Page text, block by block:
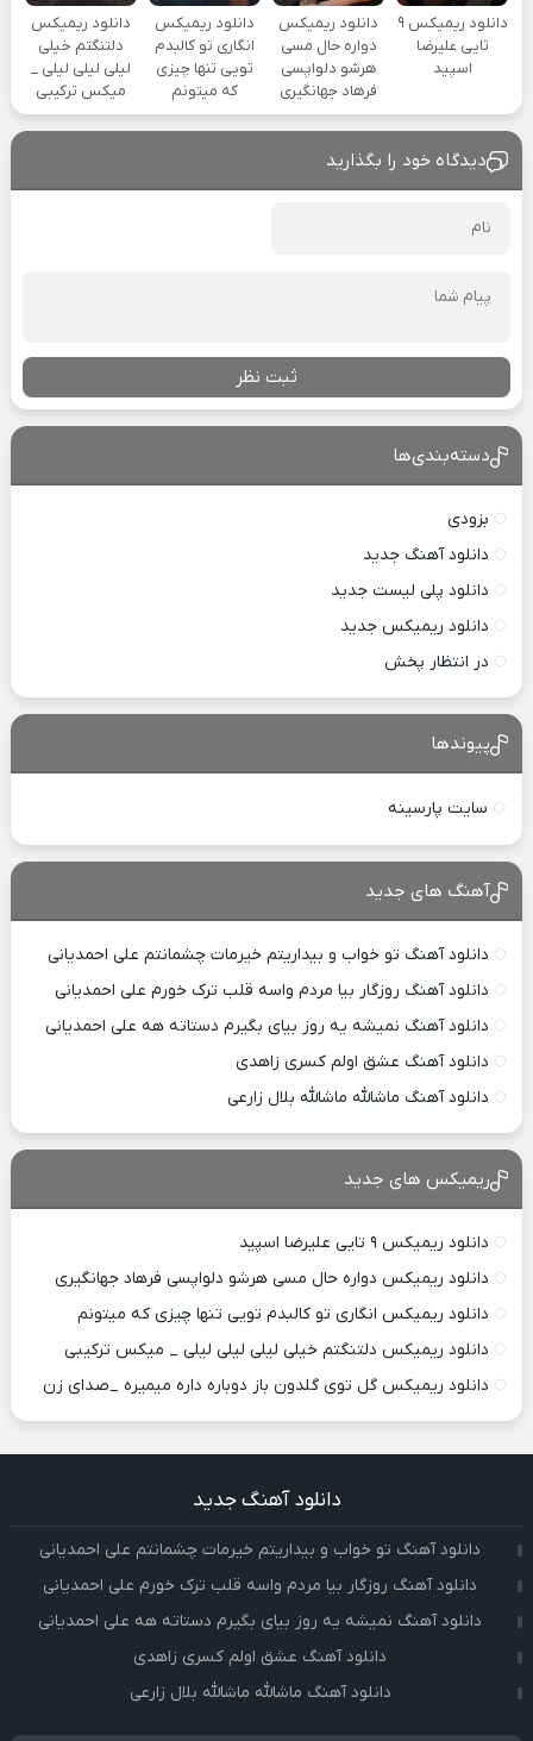
دانلود ریمیکس ۹
تایی علیرضا
اسپید
دانلود ریمیکس
دواره حال مسی
هرشو دلواپسی
فرهاد جهانگیری
دانلود ریمیکس
انگاری تو کالبدم
تویی تنها چیزی
که میتونم
دانلود ریمیکس
دلتنگتم خیلی
لیلی لیلی لیلی _
میکس ترکیبی
دیدگاه خود را بگذارید
ثبت نظر
دسته‌بندی‌ها
بزودی
دانلود آهنگ جدید
دانلود پلی لیست جدید
دانلود ریمیکس جدید
در انتظار پخش
پیوندها
سایت پارسینه
آهنگ های جدید
دانلود آهنگ تو خواب و بیداریتم خیرمات چشمانتم علی احمدیانی
دانلود آهنگ روزگار بیا مردم واسه قلب ترک خورم علی احمدیانی
دانلود آهنگ نمیشه یه روز بیای بگیرم دستاته هه علی احمدیانی
دانلود آهنگ عشق اولم کسری زاهدی
دانلود آهنگ ماشالله ماشالله بلال زارعی
ریمیکس های جدید
دانلود ریمیکس ۹ تایی علیرضا اسپید
دانلود ریمیکس دواره حال مسی هرشو دلواپسی فرهاد جهانگیری
دانلود ریمیکس انگاری تو کالبدم تویی تنها چیزی که میتونم
دانلود ریمیکس دلتنگتم خیلی لیلی لیلی لیلی _ میکس ترکیبی
دانلود ریمیکس گل توی گلدون باز دوباره داره میمیره _صدای زن
دانلود آهنگ جدید
دانلود آهنگ تو خواب و بیداریتم خیرمات چشمانتم علی احمدیانی
دانلود آهنگ روزگار بیا مردم واسه قلب ترک خورم علی احمدیانی
دانلود آهنگ نمیشه یه روز بیای بگیرم دستاته هه علی احمدیانی
دانلود آهنگ عشق اولم کسری زاهدی
دانلود آهنگ ماشالله ماشالله بلال زارعی